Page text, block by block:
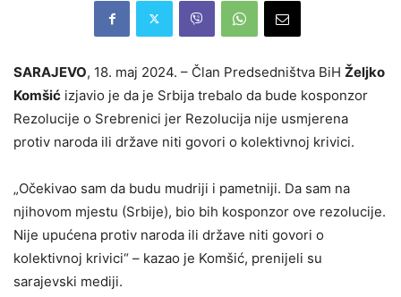
SARAJEVO, 18. maj 2024. – Član Predsedništva BiH Željko
Komšić izjavio je da je Srbija trebalo da bude kosponzor
Rezolucije o Srebrenici jer Rezolucija nije usmjerena
protiv naroda ili države niti govori o kolektivnoj krivici.
„Očekivao sam da budu mudriji i pametniji. Da sam na
njihovom mjestu (Srbije), bio bih kosponzor ove rezolucije.
Nije upućena protiv naroda ili države niti govori o
kolektivnoj krivici“ – kazao je Komšić, prenijeli su
sarajevski mediji.